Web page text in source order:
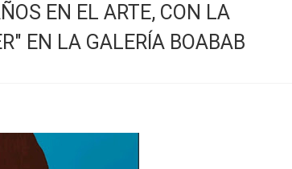
EN EL ARTE, CON LA
EN LA GALERÍA BOABAB